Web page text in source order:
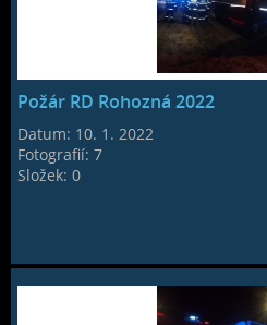
Požár RD Rohozná 2022
Datum: 10. 1. 2022
Fotografií:7
Složek:0